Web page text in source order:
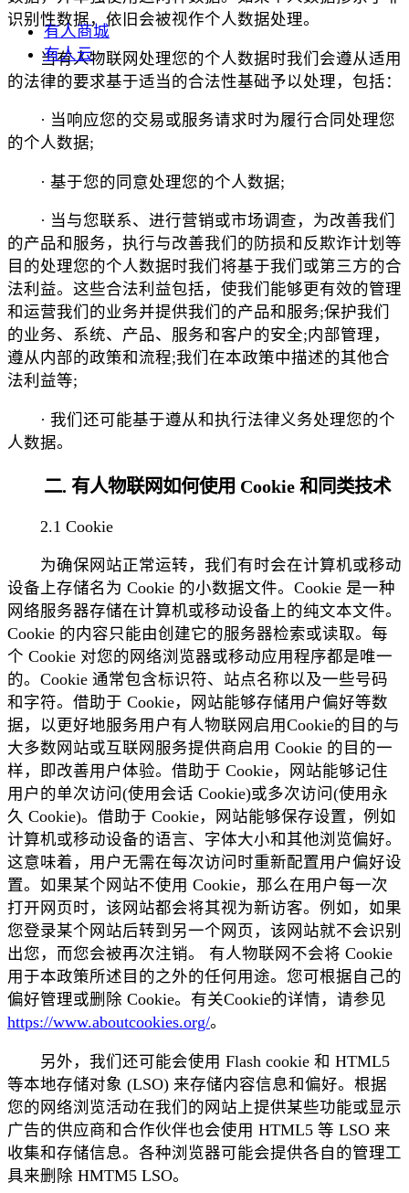
有人商城
有人云
识别性数据，依旧会被视作个人数据处理。
当有人物联网处理您的个人数据时我们会遵从适用
的法律的要求基于适当的合法性基础予以处理，包括：
· 当响应您的交易或服务请求时为履行合同处理您
的个人数据;
· 基于您的同意处理您的个人数据;
· 当与您联系、进行营销或市场调查，为改善我们
的产品和服务，执行与改善我们的防损和反欺诈计划等
目的处理您的个人数据时我们将基于我们或第三方的合
法利益。这些合法利益包括，使我们能够更有效的管理
和运营我们的业务并提供我们的产品和服务;保护我们
的业务、系统、产品、服务和客户的安全;内部管理，
遵从内部的政策和流程;我们在本政策中描述的其他合
法利益等;
· 我们还可能基于遵从和执行法律义务处理您的个
人数据。
二. 有人物联网如何使用 Cookie 和同类技术
2.1 Cookie
为确保网站正常运转，我们有时会在计算机或移动
设备上存储名为 Cookie 的小数据文件。Cookie 是一种
网络服务器存储在计算机或移动设备上的纯文本文件。
Cookie 的内容只能由创建它的服务器检索或读取。每
个 Cookie 对您的网络浏览器或移动应用程序都是唯一
的。Cookie 通常包含标识符、站点名称以及一些号码
和字符。借助于 Cookie，网站能够存储用户偏好等数
据，以更好地服务用户有人物联网启用Cookie的目的与
大多数网站或互联网服务提供商启用 Cookie 的目的一
样，即改善用户体验。借助于 Cookie，网站能够记住
用户的单次访问(使用会话 Cookie)或多次访问(使用永
久 Cookie)。借助于 Cookie，网站能够保存设置，例如
计算机或移动设备的语言、字体大小和其他浏览偏好。
这意味着，用户无需在每次访问时重新配置用户偏好设
置。如果某个网站不使用 Cookie，那么在用户每一次
打开网页时，该网站都会将其视为新访客。例如，如果
您登录某个网站后转到另一个网页，该网站就不会识别
出您，而您会被再次注销。 有人物联网不会将 Cookie
用于本政策所述目的之外的任何用途。您可根据自己的
偏好管理或删除 Cookie。有关Cookie的详情，请参见
https://www.aboutcookies.org/。
另外，我们还可能会使用 Flash cookie 和 HTML5
等本地存储对象 (LSO) 来存储内容信息和偏好。根据
您的网络浏览活动在我们的网站上提供某些功能或显示
广告的供应商和合作伙伴也会使用 HTML5 等 LSO 来
收集和存储信息。各种浏览器可能会提供各自的管理工
具来删除 HMTM5 LSO。